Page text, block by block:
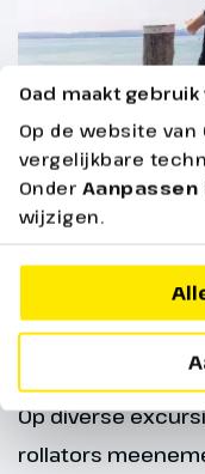
Oad maakt
Op de website
vergelijkbare
Onder Aanpassen
wijzigen.Dag 7
Na
de
Fit en
Beschik je over
ben je fit genoeg
Op diverse
rollators